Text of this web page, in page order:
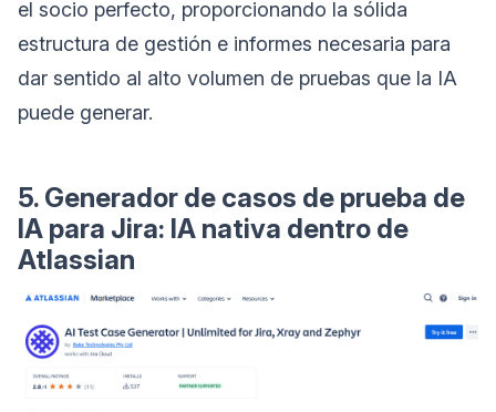
el socio perfecto, proporcionando la sólida
estructura de gestión e informes necesaria para
dar sentido al alto volumen de pruebas que la IA
puede generar.
5. Generador de casos de prueba de
IA para Jira: IA nativa dentro de
Atlassian